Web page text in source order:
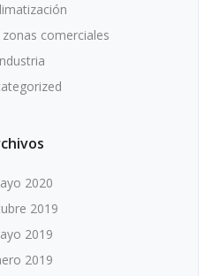
comerciales
2020
2019
2019
2019